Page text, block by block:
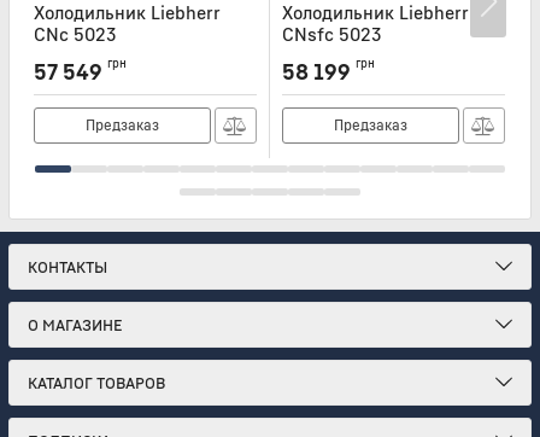
Холодильник Liebherr
CNc 5023
CNC5023
57 549 грн
Предзаказ
Холодильник Liebherr
CNsfc 5023
CNSFC5023
58 199 грн
Предзаказ
КОНТАКТЫ
О МАГАЗИНЕ
КАТАЛОГ ТОВАРОВ